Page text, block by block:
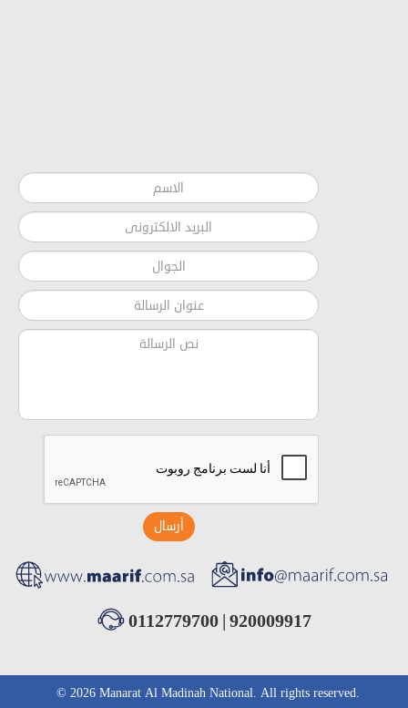
أرسال
0112779700|920009917
© 2026 Manarat Al Madinah National. All rights reserved.